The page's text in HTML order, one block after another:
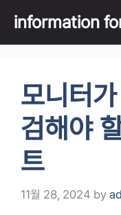
content
information
모니터
검해야
트
11월 28, 2024 by